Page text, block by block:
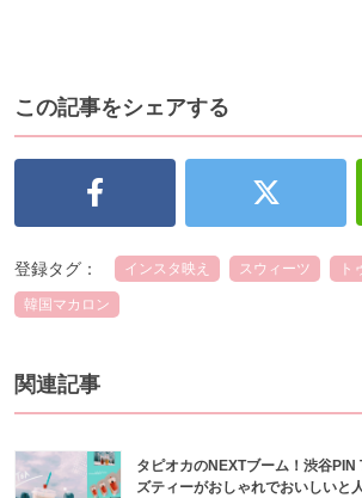
この記事をシェアする
登録タグ： インスタ映え スウィーツ ト
韓国マカロン
関連記事
タピオカのNEXTブーム！渋谷
ズティーがおしゃれでおいしいと